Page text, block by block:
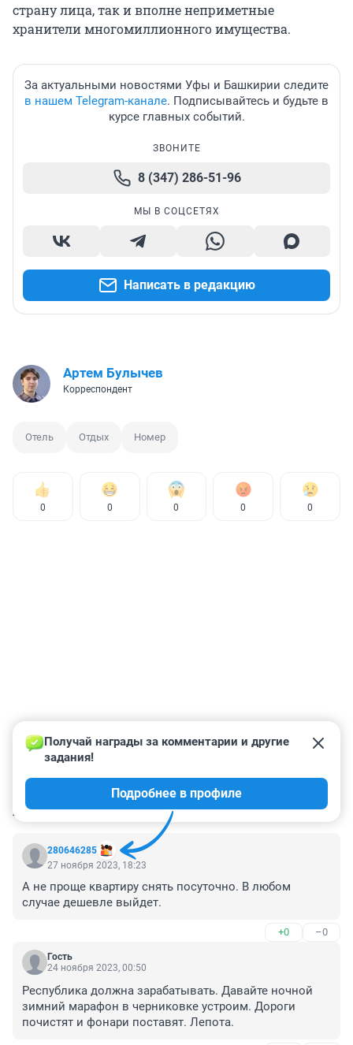
страну лица, так и вполне неприметные
хранители многомиллионного имущества.
За актуальными новостями Уфы и Башкирии следите
в нашем Telegram-канале. Подписывайтесь и будьте в
курсе главных событий.
ЗВОНИТЕ
8 (347) 286-51-96
МЫ В СОЦСЕТЯХ
Написать в редакцию
Артем Булычев
Корреспондент
Отель Отдых Номер
0 0 0 0 0
КОММЕНТАРИИ 30
280646285
Получай награды за комментарии и другие
задания!
Подробнее в профиле
27 ноября 2023, 18:23
А не проще квартиру снять посуточно. В любом
случае дешевле выйдет.
+0 –0
Гость
24 ноября 2023, 00:50
Республика должна зарабатывать. Давайте ночной
зимний марафон в черниковке устроим. Дороги
почистят и фонари поставят. Лепота.